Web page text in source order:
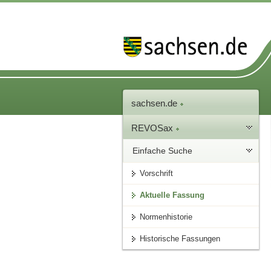
sachsen.de
REVOSax
Einfache Suche
Vorschrift
Aktuelle Fassung
Normenhistorie
Historische Fassungen